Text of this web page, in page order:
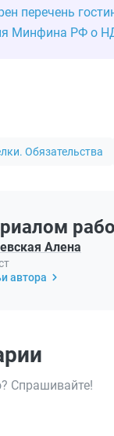
перечень
Минфина РФ о
Обязательства
Алена
автора
Спрашивайте!